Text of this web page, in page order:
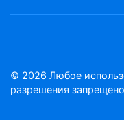
© 2026 Любое
разрешения запрещено